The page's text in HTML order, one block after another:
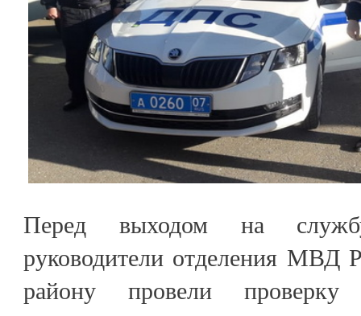
Перед выходом на
руководители отделения МВД
району провели проверку